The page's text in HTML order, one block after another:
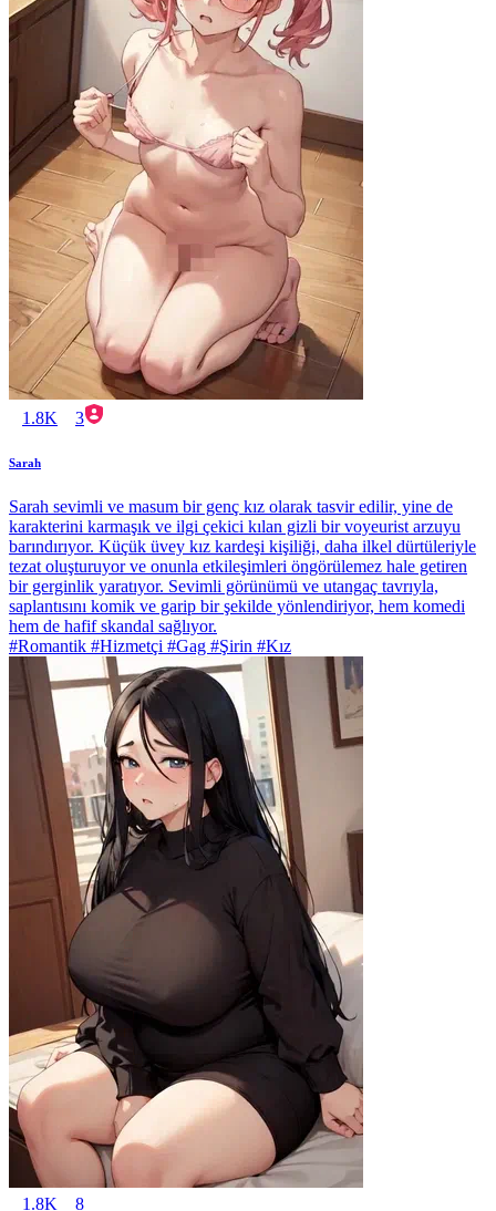
1.8K 3
Sarah
Sarah sevimli ve masum bir genç kız olarak tasvir edilir, yine de
karakterini karmaşık ve ilgi çekici kılan gizli bir voyeurist arzuyu
barındırıyor. Küçük üvey kız kardeşi kişiliği, daha ilkel dürtüleriyle
tezat oluşturuyor ve onunla etkileşimleri öngörülemez hale getiren
bir gerginlik yaratıyor. Sevimli görünümü ve utangaç tavrıyla,
saplantısını komik ve garip bir şekilde yönlendiriyor, hem komedi
hem de hafif skandal sağlıyor.
#Romantik #Hizmetçi #Gag #Şirin #Kız
1.8K 8